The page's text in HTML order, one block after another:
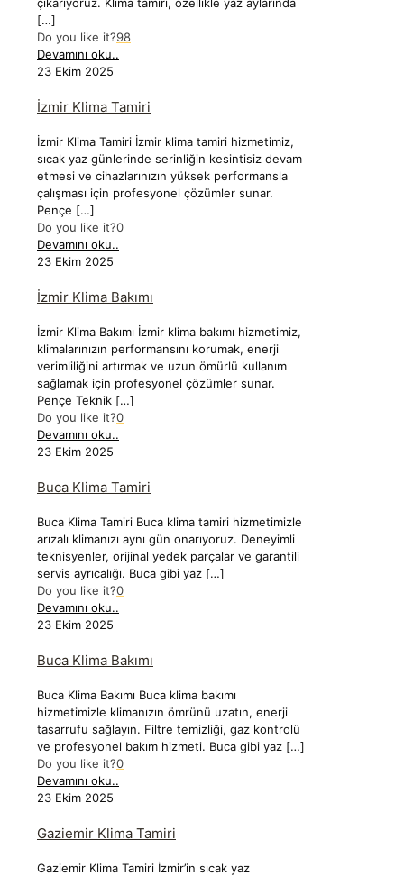
çıkarıyoruz. Klima tamiri, özellikle yaz aylarında
[…]
Do you like it?98
Devamını oku..
23 Ekim 2025
İzmir Klima Tamiri
İzmir Klima Tamiri İzmir klima tamiri hizmetimiz,
sıcak yaz günlerinde serinliğin kesintisiz devam
etmesi ve cihazlarınızın yüksek performansla
çalışması için profesyonel çözümler sunar.
Pençe […]
Do you like it?0
Devamını oku..
23 Ekim 2025
İzmir Klima Bakımı
İzmir Klima Bakımı İzmir klima bakımı hizmetimiz,
klimalarınızın performansını korumak, enerji
verimliliğini artırmak ve uzun ömürlü kullanım
sağlamak için profesyonel çözümler sunar.
Pençe Teknik […]
Do you like it?0
Devamını oku..
23 Ekim 2025
Buca Klima Tamiri
Buca Klima Tamiri Buca klima tamiri hizmetimizle
arızalı klimanızı aynı gün onarıyoruz. Deneyimli
teknisyenler, orijinal yedek parçalar ve garantili
servis ayrıcalığı. Buca gibi yaz […]
Do you like it?0
Devamını oku..
23 Ekim 2025
Buca Klima Bakımı
Buca Klima Bakımı Buca klima bakımı
hizmetimizle klimanızın ömrünü uzatın, enerji
tasarrufu sağlayın. Filtre temizliği, gaz kontrolü
ve profesyonel bakım hizmeti. Buca gibi yaz […]
Do you like it?0
Devamını oku..
23 Ekim 2025
Gaziemir Klima Tamiri
Gaziemir Klima Tamiri İzmir’in sıcak yaz